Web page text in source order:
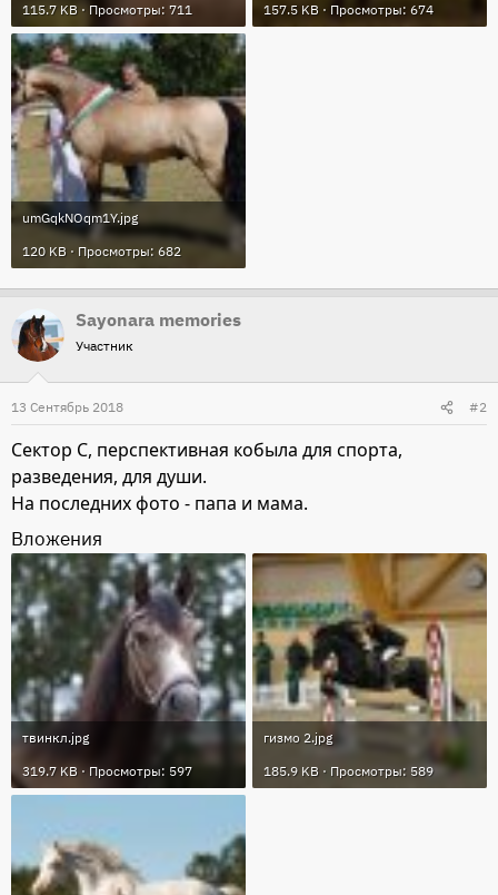
115.7 KB · Просмотры: 711
157.5 KB · Просмотры: 674
umGqkNOqm1Y.jpg
120 KB · Просмотры: 682
Sayonara memories
Участник
13 Сентябрь 2018 #2
Сектор С, перспективная кобыла для спорта,
разведения, для души.
На последних фото - папа и мама.
Вложения
твинкл.jpg
319.7 KB · Просмотры: 597
гизмо 2.jpg
185.9 KB · Просмотры: 589